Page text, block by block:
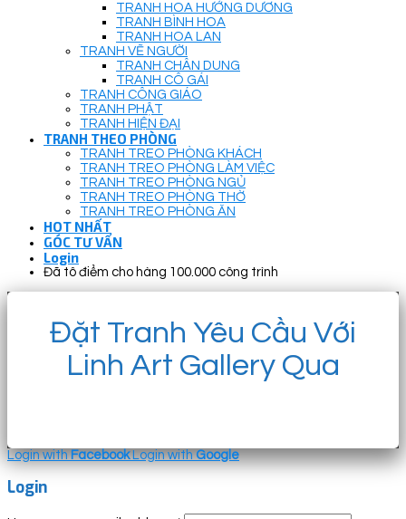
TRANH HOA HƯỚNG DƯƠNG
TRANH BÌNH HOA
TRANH HOA LAN
TRANH VẼ NGƯỜI
TRANH CHÂN DUNG
TRANH CÔ GÁI
TRANH CÔNG GIÁO
TRANH PHẬT
TRANH HIỆN ĐẠI
TRANH THEO PHÒNG
TRANH TREO PHÒNG KHÁCH
TRANH TREO PHÒNG LÀM VIỆC
TRANH TREO PHÒNG NGỦ
TRANH TREO PHÒNG THỜ
TRANH TREO PHÒNG ĂN
HOT NHẤT
GÓC TƯ VẤN
Login
Đã tô điểm cho hàng 100.000 công trình
Đặt Tranh Yêu Cầu Với
Linh Art Gallery Qua
Login withFacebook Login withGoogle
Login